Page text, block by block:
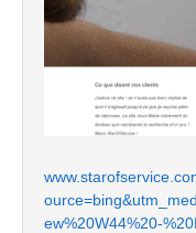
ew%20W44%20-